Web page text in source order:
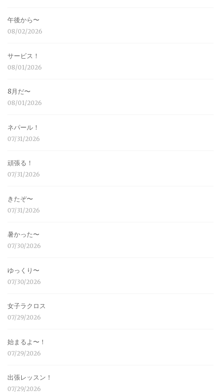
午後から〜
08/02/2026
サービス！
08/01/2026
8月だ〜
08/01/2026
ネパール！
07/31/2026
頑張る！
07/31/2026
きたぞ〜
07/31/2026
暑かった〜
07/30/2026
ゆっくり〜
07/30/2026
女子ラクロス
07/29/2026
始まるよ〜！
07/29/2026
出張レッスン！
07/29/2026